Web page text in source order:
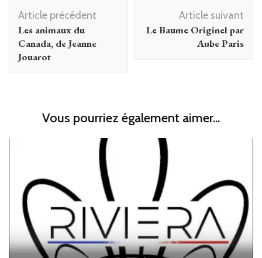
Navigation
d'article
Article précédent
Les animaux du
Canada, de Jeanne
Jouarot
Article suivant
Le Baume Originel par
Aube Paris
Vous pourriez également aimer...